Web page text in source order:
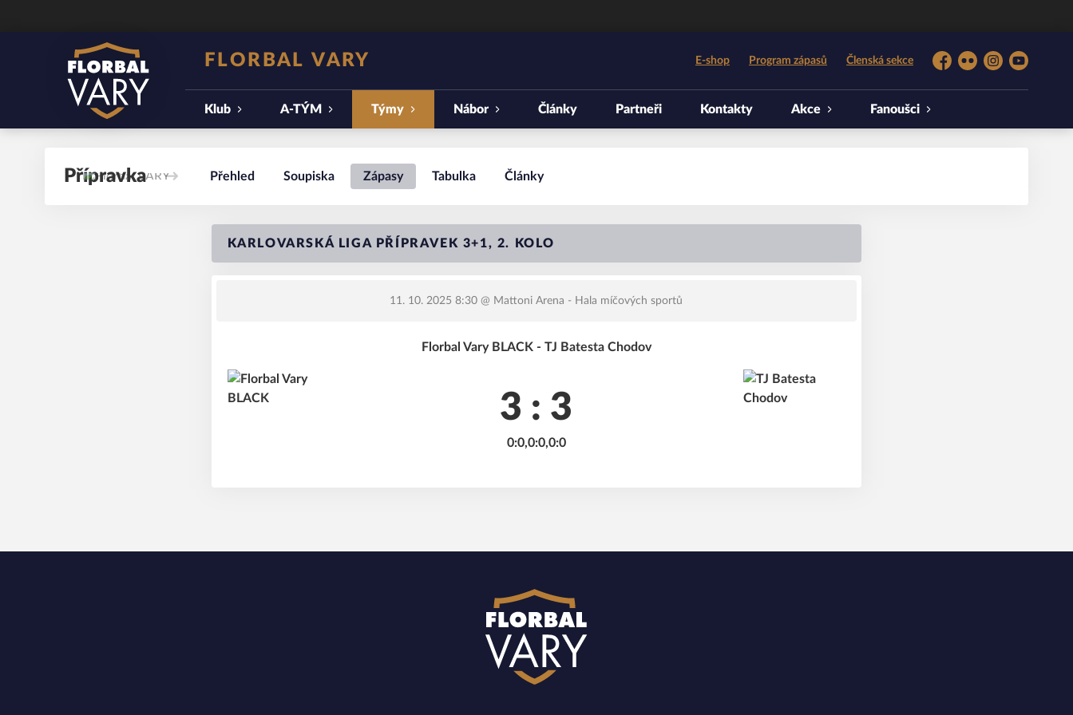
FLORBAL VARY E-shop Program zápasů Členská sekce
Facebook
FlickrInstagramYouTube
Klub A-TÝM Týmy Nábor Články Partneři Kontakty Akce Fanoušci
Přípravka Přehled Soupiska Zápasy Tabulka Články
KARLOVARSKÁ LIGA PŘÍPRAVEK 3+1, 2. KOLO
11. 10. 2025 8:30 @ Mattoni Arena - Hala míčových sportů
Florbal Vary BLACK - TJ Batesta Chodov
3 : 3
0:0,0:0,0:0